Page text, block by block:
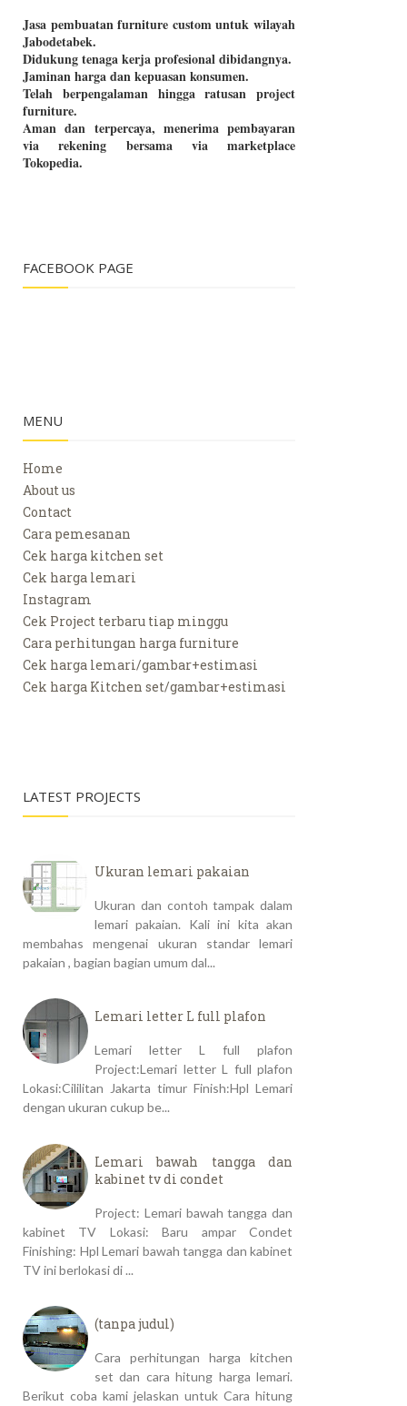
Jasa pembuatan furniture custom untuk wilayah
Jabodetabek.
Didukung tenaga kerja profesional dibidangnya.
Jaminan harga dan kepuasan konsumen.
Telah berpengalaman hingga ratusan project
furniture.
Aman dan terpercaya, menerima pembayaran
via rekening bersama via marketplace
Tokopedia.
FACEBOOK PAGE
MENU
Home
About us
Contact
Cara pemesanan
Cek harga kitchen set
Cek harga lemari
Instagram
Cek Project terbaru tiap minggu
Cara perhitungan harga furniture
Cek harga lemari/gambar+estimasi
Cek harga Kitchen set/gambar+estimasi
LATEST PROJECTS
Ukuran lemari pakaian
Ukuran dan contoh tampak dalam
lemari pakaian. Kali ini kita akan
membahas mengenai ukuran standar lemari
pakaian , bagian bagian umum dal...
Lemari letter L full plafon
Lemari letter L full plafon
Project:Lemari letter L full plafon
Lokasi:Cililitan Jakarta timur Finish:Hpl Lemari
dengan ukuran cukup be...
Lemari bawah tangga dan
kabinet tv di condet
Project: Lemari bawah tangga dan
kabinet TV Lokasi: Baru ampar Condet
Finishing: Hpl Lemari bawah tangga dan kabinet
TV ini berlokasi di ...
(tanpa judul)
Cara perhitungan harga kitchen
set dan cara hitung harga lemari.
Berikut coba kami jelaskan untuk Cara hitung